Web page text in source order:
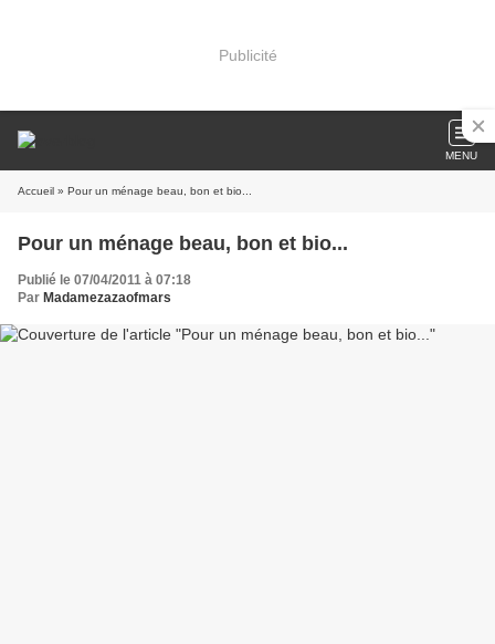
Publicité
MENU
Accueil » Pour un ménage beau, bon et bio...
Pour un ménage beau, bon et bio...
Publié le 07/04/2011 à 07:18
Par Madamezazaofmars